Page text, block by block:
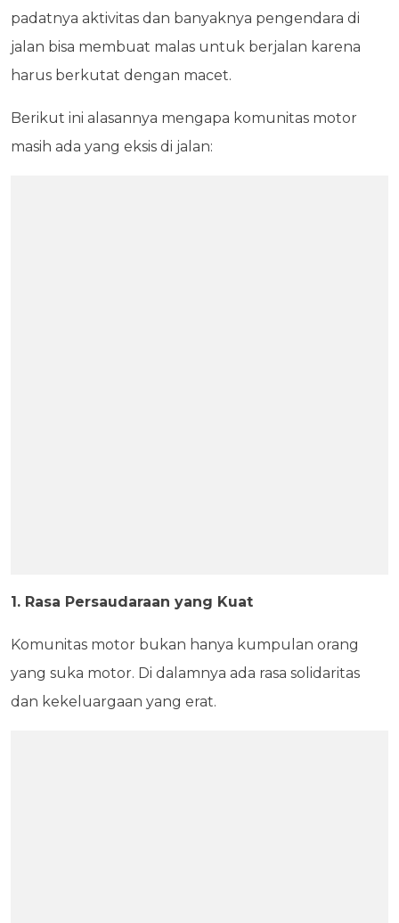
padatnya aktivitas dan banyaknya pengendara di
jalan bisa membuat malas untuk berjalan karena
harus berkutat dengan macet.
Berikut ini alasannya mengapa komunitas motor
masih ada yang eksis di jalan:
1. Rasa Persaudaraan yang Kuat
Komunitas motor bukan hanya kumpulan orang
yang suka motor. Di dalamnya ada rasa solidaritas
dan kekeluargaan yang erat.